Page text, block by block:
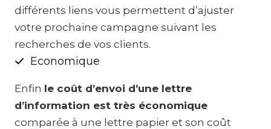
différents liens vous permettent d’ajuster
votre prochaine campagne suivant les
recherches de vos clients.
Economique
Enfin le coût d’envoi d’une lettre
d’information est très économique
comparée à une lettre papier et son coût